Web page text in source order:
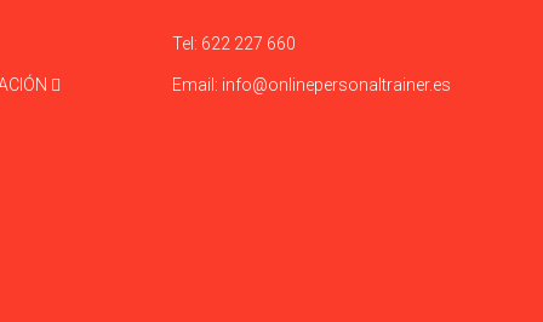
Tel: 622 227 660
Email: info@onlinepersonaltrainer.es